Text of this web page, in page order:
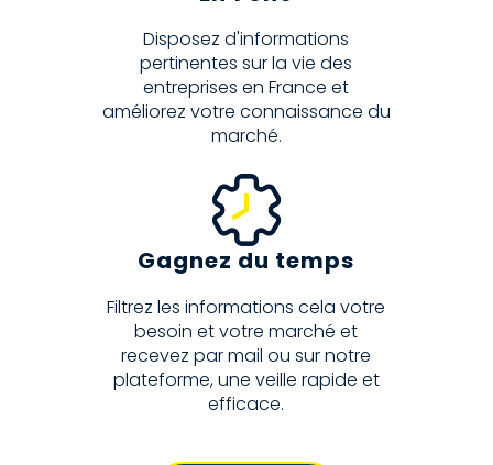
Disposez d'informations
pertinentes sur la vie des
entreprises en France et
améliorez votre connaissance du
marché.
Gagnez du temps
Filtrez les informations cela votre
besoin et votre marché et
recevez par mail ou sur notre
plateforme, une veille rapide et
efficace.